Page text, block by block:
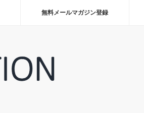
無料メールマガジン登録